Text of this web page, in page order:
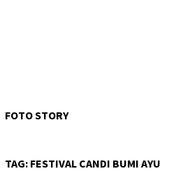
FOTO STORY
TAG: FESTIVAL CANDI BUMI AYU